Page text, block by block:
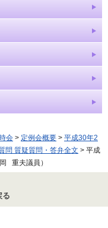
会 > 定例会概要 > 平成30年2
問 質疑質問・答弁全文 > 平成
重夫議員）
る